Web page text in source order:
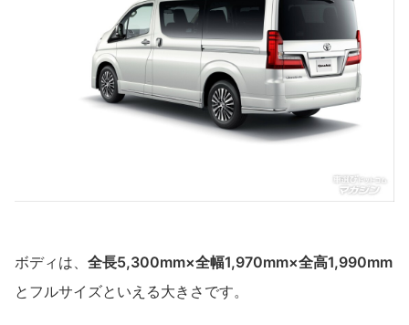
ボディは、 全長5,300mm×全幅1,970mm×全高1,990mm
とフルサイズといえる大きさです。